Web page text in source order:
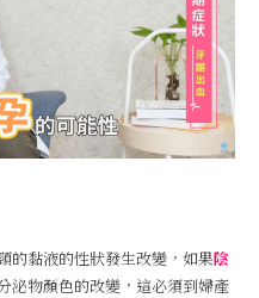
的黏液的性狀發生改變，如果陰
泌物顏色的改變，這必須到婦產